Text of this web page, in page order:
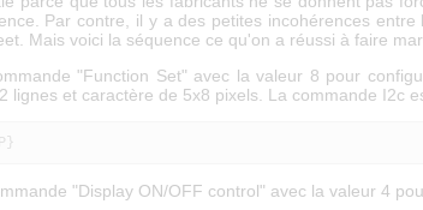
Par contre, il y a des petites incohérences entre
Mais voici la séquence ce qu'on a réussi à faire
"Function Set" avec la valeur 8 pour
lignes et caractère de 5x8 pixels. La commande I2c
"Display ON/OFF control" avec la valeur 4